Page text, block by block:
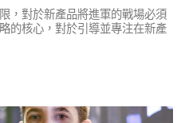
，對於新產品將進軍的戰場必須
的核心，對於引導並專注在新產